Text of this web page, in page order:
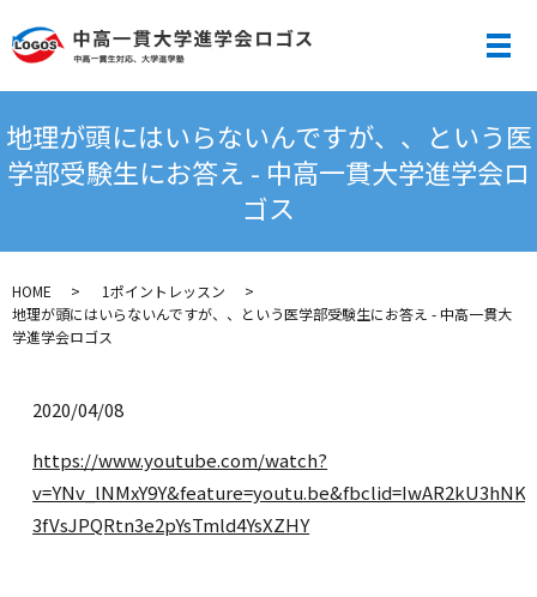
メ
地理が頭にはいらないんですが、、という医
学部受験生にお答え - 中高一貫大学進学会ロ
ゴス
HOME
1ポイントレッスン
地理が頭にはいらないんですが、、という医学部受験生にお答え - 中高一貫大
学進学会ロゴス
2020/04/08
https://www.youtube.com/watch?
3fVsJPQRtn3e2pYsTmld4YsXZHY